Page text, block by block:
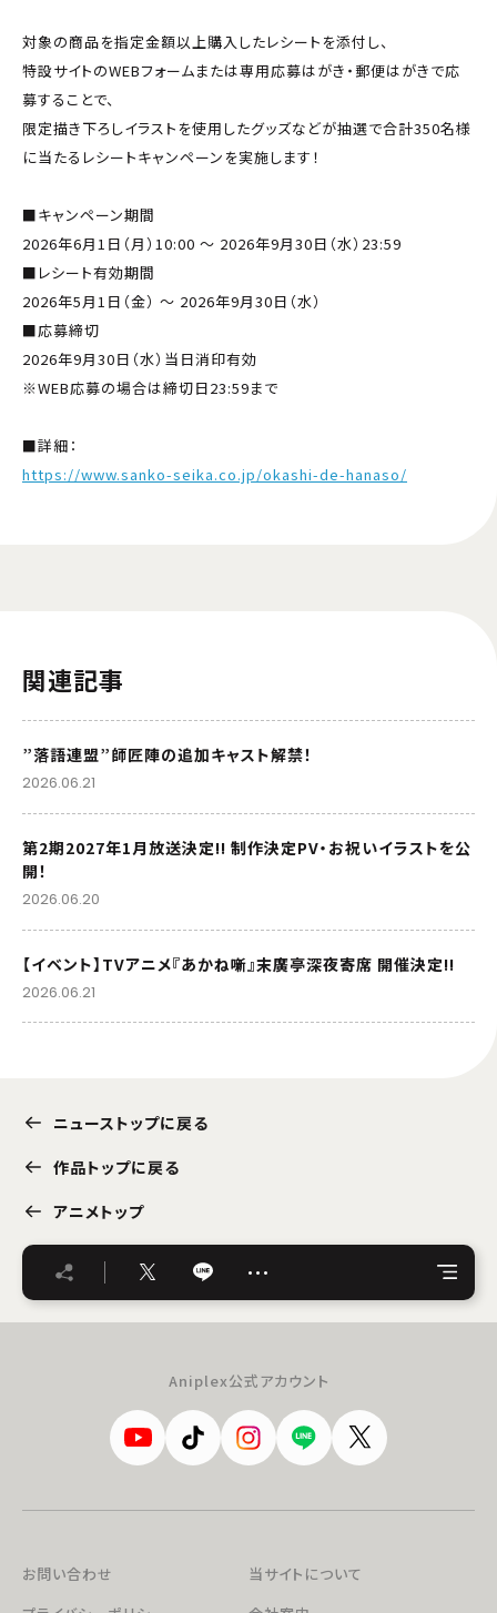
対象の商品を指定金額以上購入したレシートを添付し、
特設サイトのWEBフォームまたは専用応募はがき・郵便はがきで応
募することで、
限定描き下ろしイラストを使用したグッズなどが抽選で合計350名様
に当たるレシートキャンペーンを実施します！
■キャンペーン期間
2026年6月1日（月）10:00 ～ 2026年9月30日（水）23:59
■レシート有効期間
2026年5月1日（金） ～ 2026年9月30日（水）
■応募締切
2026年9月30日（水）当日消印有効
※WEB応募の場合は締切日23:59まで
■詳細：
https://www.sanko-seika.co.jp/okashi-de-hanaso/
関連記事
”落語連盟”師匠陣の追加キャスト解禁！
2026.06.21
第2期2027年1月放送決定!! 制作決定PV・お祝いイラストを公
開！
2026.06.20
【イベント】TVアニメ『あかね噺』末廣亭深夜寄席 開催決定!!
2026.06.21
ニューストップに戻る
作品トップに戻る
アニメトップ
…
Aniplex公式アカウント
お問い合わせ
当サイトについて